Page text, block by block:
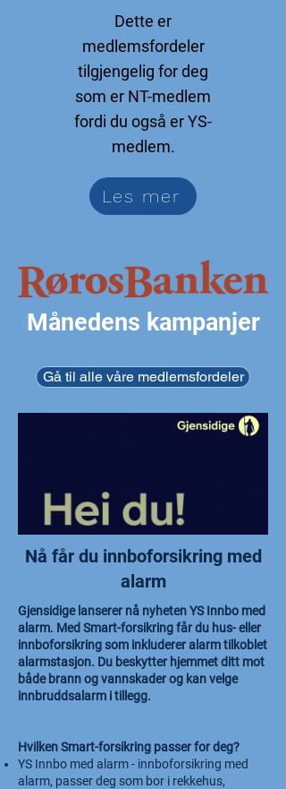
Dette er
medlemsfordeler
tilgjengelig for deg
som er NT-medlem
fordi du også er YS-
medlem.
Les mer
Månedens kampanjer
Gå til alle våre medlemsfordeler
Nå får du innboforsikring med
alarm
Gjensidige lanserer nå nyheten YS Innbo med
alarm. Med Smart-forsikring får du hus- eller
innboforsikring som inkluderer alarm tilkoblet
alarmstasjon. Du beskytter hjemmet ditt mot
både brann og vannskader og kan velge
innbruddsalarm i tillegg.
Hvilken Smart-forsikring passer for deg?
YS Innbo med alarm - innboforsikring med
alarm, passer deg som bor i rekkehus,